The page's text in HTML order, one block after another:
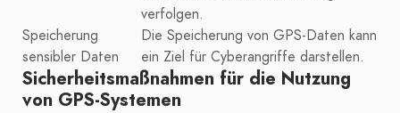
verfolgen.
Speicherung
sensibler Daten
Die Speicherung von GPS-Daten kann
ein Ziel für Cyberangriffe darstellen.
Sicherheitsmaßnahmen für die Nutzung
von GPS-Systemen